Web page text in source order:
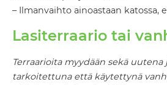
– Ilmanvaihto ainoastaan katossa,
Lasiterraario tai
Terraarioita myydään sekä uutena
tarkoitettuna että käytettynä